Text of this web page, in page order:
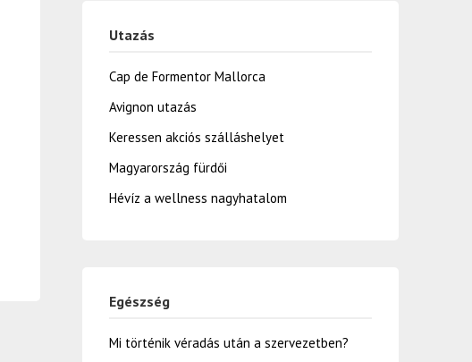
Utazás
Cap de Formentor Mallorca
Avignon utazás
Keressen akciós szálláshelyet
Magyarország fürdői
Hévíz a wellness nagyhatalom
Egészség
Mi történik véradás után a szervezetben?